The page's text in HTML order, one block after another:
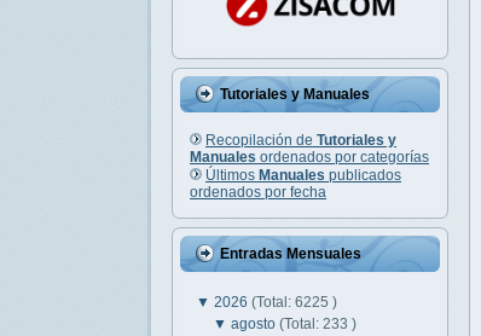
Tutoriales y Manuales
Recopilación de Tutoriales y
Manuales ordenados por categorías
Últimos Manuales publicados
ordenados por fecha
Entradas Mensuales
▼ 2026 (Total: 6225 )
▼agosto(Total: 233 )